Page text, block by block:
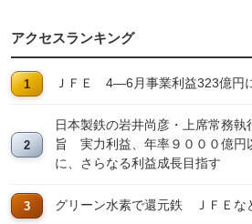
アクセスランキング
ＪＦＥ 4―6月事業利益323億円
日本製鉄の岩井尚彦・上席常務
旨 実力利益、年率９０００億
に、さらなる利益成長目指す
グリーン水素で還元鉄 ＪＦＥな